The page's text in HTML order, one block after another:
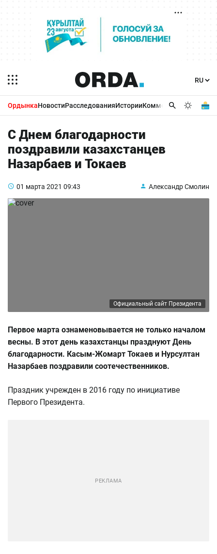
ОрдынкаНовостиРасследованияИсторииКомментарииБизнес
С Днем благодарности
поздравили казахстанцев
Назарбаев и Токаев
01 марта 2021 09:43 Александр Смолин
Официальный сайт Президента
Первое марта ознаменовывается не только началом
весны. В этот день казахстанцы празднуют День
благодарности. Касым-Жомарт Токаев и Нурсултан
Назарбаев поздравили соотечественников.
Праздник учрежден в 2016 году по инициативе
Первого Президента.